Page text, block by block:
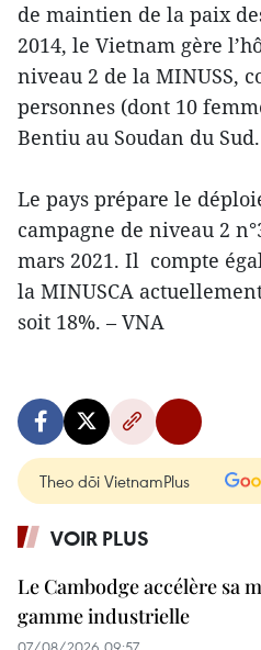
de maintien de la paix
2014, le Vietnam gère
niveau 2 de la MINUSS,
personnes (dont 10
Bentiu au Soudan du Sud.
Le pays prépare le
campagne de niveau 2
mars 2021. Il compte
la MINUSCA
soit 18%. – VNA
Theo dõi VietnamPlus
VOIR PLUS
Le Cambodge accélère sa
gamme industrielle